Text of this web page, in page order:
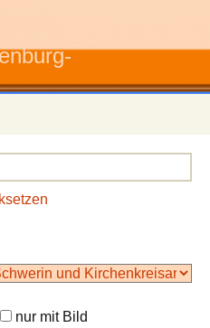
nur mit Bild